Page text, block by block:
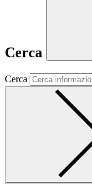
Cerca
Cerca